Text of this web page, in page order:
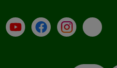
Su YouTube
ContattiProfilo Email